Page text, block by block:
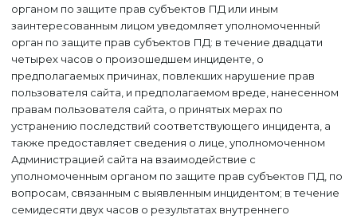
органом по защите прав субъектов ПД или иным
заинтересованным лицом уведомляет уполномоченный
орган по защите прав субъектов ПД: в течение двадцати
четырех часов о произошедшем инциденте, о
предполагаемых причинах, повлекших нарушение прав
пользователя сайта, и предполагаемом вреде, нанесенном
правам пользователя сайта, о принятых мерах по
устранению последствий соответствующего инцидента, а
также предоставляет сведения о лице, уполномоченном
Администрацией сайта на взаимодействие с
уполномоченным органом по защите прав субъектов ПД, по
вопросам, связанным с выявленным инцидентом; в течение
семидесяти двух часов о результатах внутреннего